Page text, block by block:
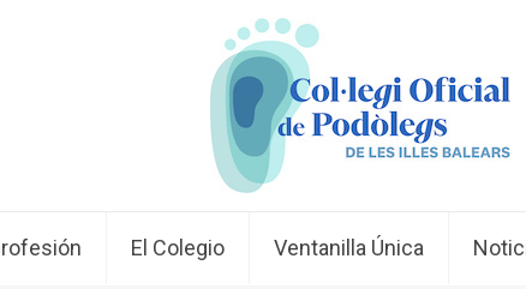
El Colegio Ventanilla Única